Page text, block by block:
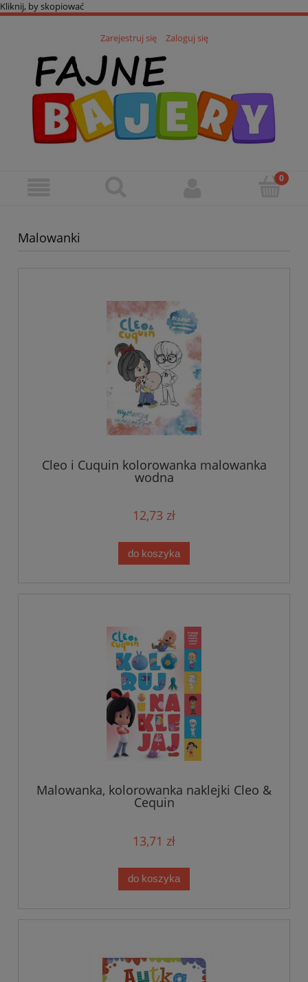
Kliknij, by skopiować
Zarejestruj się Zaloguj się
Malowanki
Cleo i Cuquin kolorowanka malowanka
wodna
12,73 zł
do koszyka
Malowanka, kolorowanka naklejki Cleo &
Cequin
13,71 zł
do koszyka